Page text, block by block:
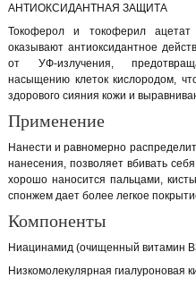
АНТИОКСИДАНТНАЯ ЗАЩИТА
Токоферол и токоферил
оказывают антиоксидантное
от УФ-излучения,
насыщению клеток кислородом,
здорового сияния кожи и
Применение
Нанести и равномерно
нанесения, позволяет вбивать
хорошо наносится пальцами,
спонжем дает более легкое
Компоненты
Ниацинамид (очищенный витамин
Низкомолекулярная гиалуроновая